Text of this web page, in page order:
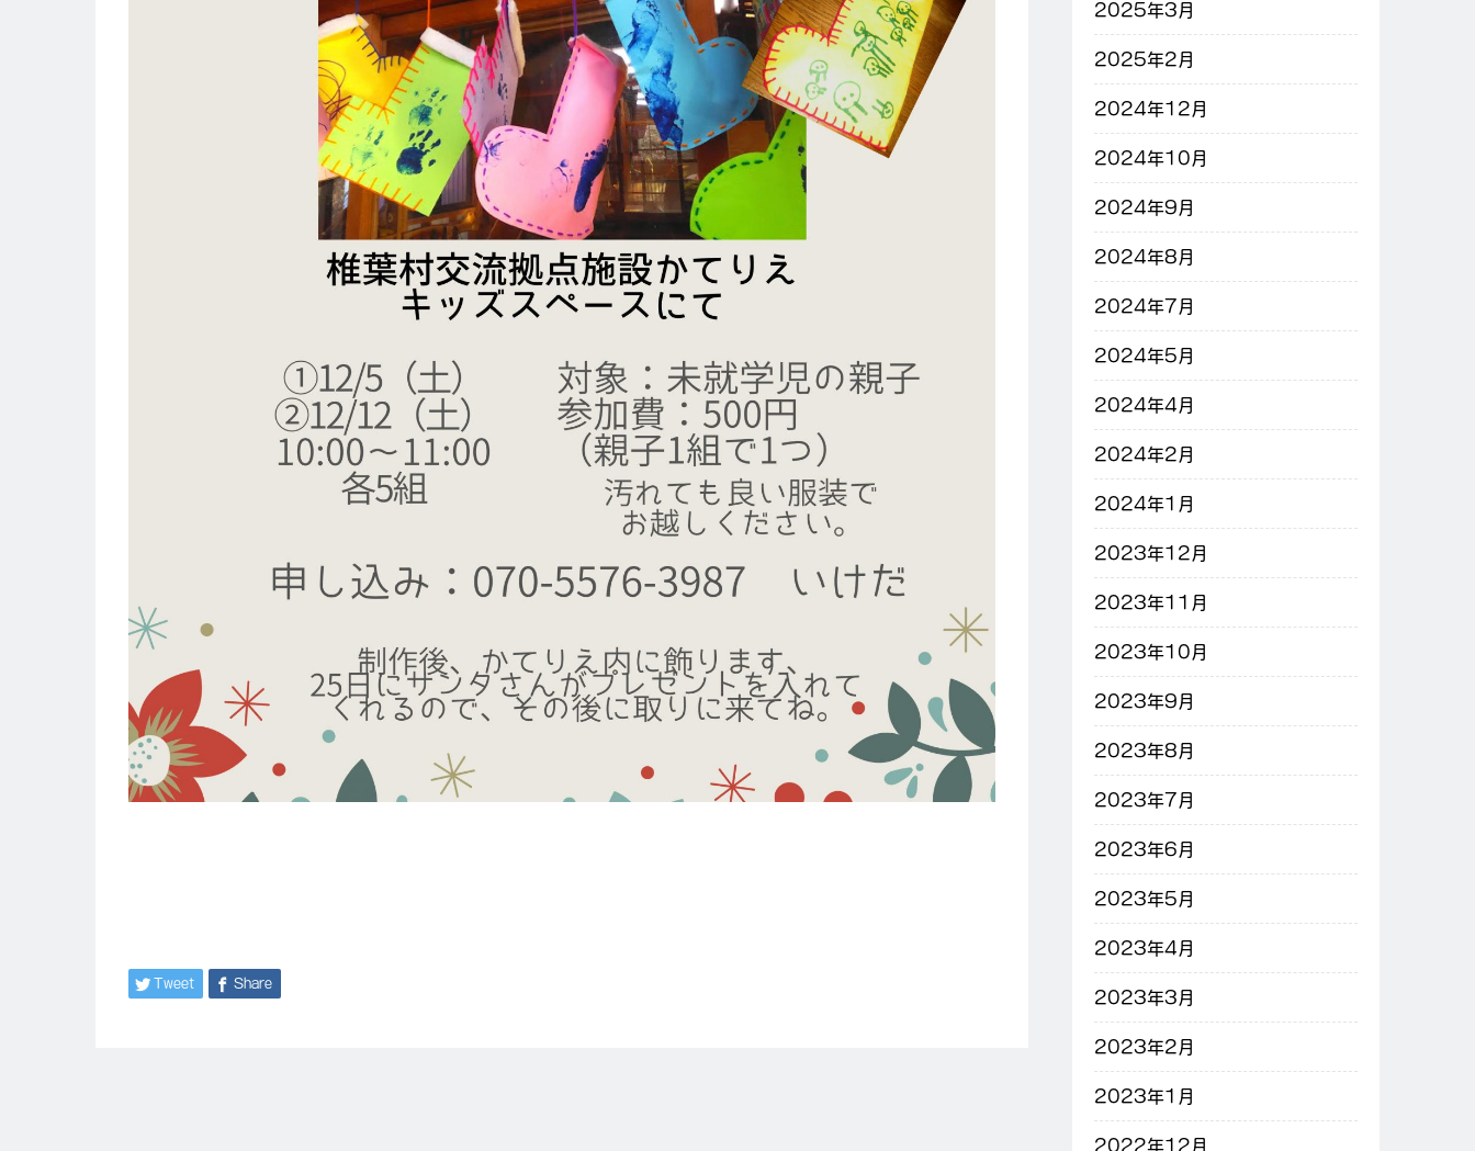
Tweet Share
2025年3月
2025年2月
2024年12月
2024年10月
2024年9月
2024年8月
2024年7月
2024年5月
2024年4月
2024年2月
2024年1月
2023年12月
2023年11月
2023年10月
2023年9月
2023年8月
2023年7月
2023年6月
2023年5月
2023年4月
2023年3月
2023年2月
2023年1月
2022年12月